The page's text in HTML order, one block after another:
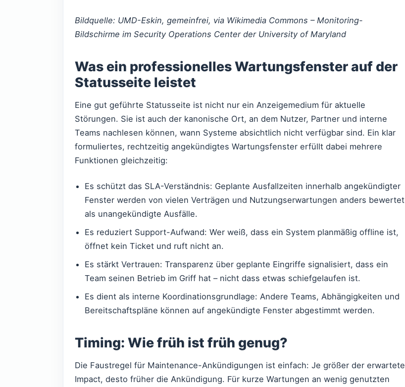
Bildquelle: UMD-Eskin, gemeinfrei, via Wikimedia Commons – Monitoring-
Bildschirme im Security Operations Center der University of Maryland
Was ein professionelles Wartungsfenster auf der
Statusseite leistet
Eine gut geführte Statusseite ist nicht nur ein Anzeigemedium für aktuelle
Störungen. Sie ist auch der kanonische Ort, an dem Nutzer, Partner und interne
Teams nachlesen können, wann Systeme absichtlich nicht verfügbar sind. Ein klar
formuliertes, rechtzeitig angekündigtes Wartungsfenster erfüllt dabei mehrere
Funktionen gleichzeitig:
Es schützt das SLA-Verständnis: Geplante Ausfallzeiten innerhalb angekündigter
Fenster werden von vielen Verträgen und Nutzungserwartungen anders bewertet
als unangekündigte Ausfälle.
Es reduziert Support-Aufwand: Wer weiß, dass ein System planmäßig offline ist,
öffnet kein Ticket und ruft nicht an.
Es stärkt Vertrauen: Transparenz über geplante Eingriffe signalisiert, dass ein
Team seinen Betrieb im Griff hat – nicht dass etwas schiefgelaufen ist.
Es dient als interne Koordinationsgrundlage: Andere Teams, Abhängigkeiten und
Bereitschaftspläne können auf angekündigte Fenster abgestimmt werden.
Timing: Wie früh ist früh genug?
Die Faustregel für Maintenance-Ankündigungen ist einfach: Je größer der erwartete
Impact, desto früher die Ankündigung. Für kurze Wartungen an wenig genutzten